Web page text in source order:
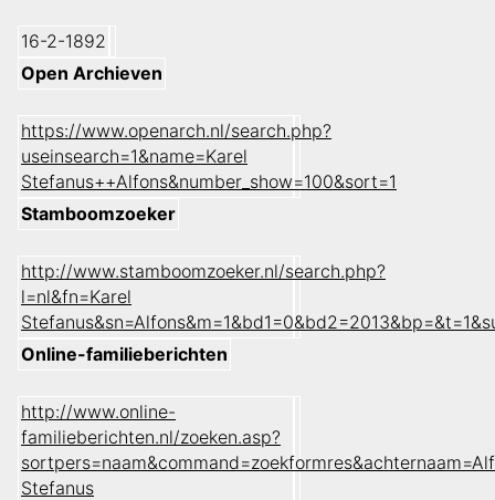
16-2-1892
Open Archieven
https://www.openarch.nl/search.php?
useinsearch=1&name=Karel
Stefanus++Alfons&number_show=100&sort=1
Stamboomzoeker
http://www.stamboomzoeker.nl/search.php?
l=nl&fn=Karel
Online-familieberichten
http://www.online-
familieberichten.nl/zoeken.asp?
Stefanus